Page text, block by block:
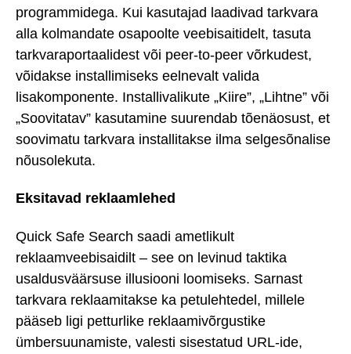
programmidega. Kui kasutajad laadivad tarkvara
alla kolmandate osapoolte veebisaitidelt, tasuta
tarkvaraportaalidest või peer-to-peer võrkudest,
võidakse installimiseks eelnevalt valida
lisakomponente. Installivalikute „Kiire”, „Lihtne” või
„Soovitatav” kasutamine suurendab tõenäosust, et
soovimatu tarkvara installitakse ilma selgesõnalise
nõusolekuta.
Eksitavad reklaamlehed
Quick Safe Search saadi ametlikult
reklaamveebisaidilt – see on levinud taktika
usaldusväärsuse illusiooni loomiseks. Sarnast
tarkvara reklaamitakse ka petulehtedel, millele
pääseb ligi petturlike reklaamivõrgustike
ümbersuunamiste, valesti sisestatud URL-ide,